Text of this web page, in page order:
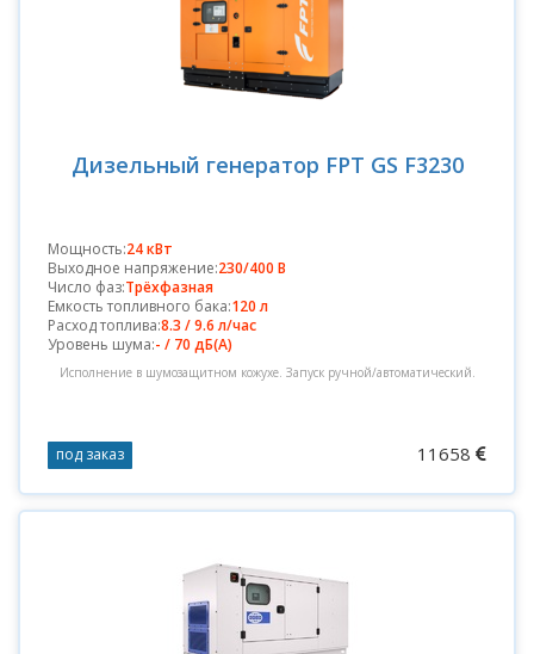
Дизельный генератор FPT GS F3230
Мощность:24 кВт
Выходное напряжение:230/400 В
Число фаз:Трёхфазная
Емкость топливного бака:120 л
Расход топлива:8.3 / 9.6 л/час
Уровень шума:- / 70 дБ(А)
Исполнение в шумозащитном кожухе. Запуск ручной/автоматический.
11658
под заказ